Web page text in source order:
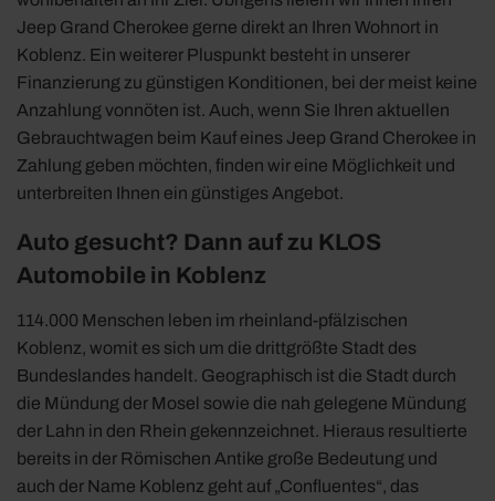
Jeep Grand Cherokee gerne direkt an Ihren Wohnort in
Koblenz. Ein weiterer Pluspunkt besteht in unserer
Finanzierung zu günstigen Konditionen, bei der meist keine
Anzahlung vonnöten ist. Auch, wenn Sie Ihren aktuellen
Gebrauchtwagen beim Kauf eines Jeep Grand Cherokee in
Zahlung geben möchten, finden wir eine Möglichkeit und
unterbreiten Ihnen ein günstiges Angebot.
Auto gesucht? Dann auf zu KLOS
Automobile in Koblenz
114.000 Menschen leben im rheinland-pfälzischen
Koblenz, womit es sich um die drittgrößte Stadt des
Bundeslandes handelt. Geographisch ist die Stadt durch
die Mündung der Mosel sowie die nah gelegene Mündung
der Lahn in den Rhein gekennzeichnet. Hieraus resultierte
bereits in der Römischen Antike große Bedeutung und
auch der Name Koblenz geht auf „Confluentes“, das